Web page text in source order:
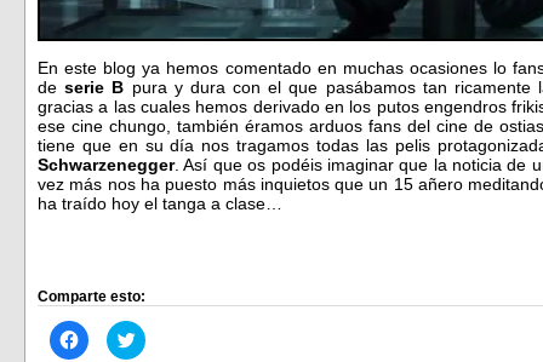
En este blog ya hemos comentado en muchas ocasiones lo
deserie B pura y dura con el que pasábamos tan ricamente
gracias a las cuales hemos derivado en los putos engendros
ese cine chungo, también éramos arduos fans del cine de
tiene que en su día nos tragamos todas las pelis
Schwarzenegger. Así que os podéis imaginar que la noticia de
vez más nos ha puesto más inquietos que un 15 añero
ha traído hoy el tanga a clase…
Comparte esto:
Haz
clic
Haz
clic